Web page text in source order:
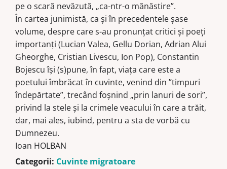
pe o scară nevăzută, „ca-ntr-o mănăstire”.
În cartea junimistă, ca și în precedentele șase
volume, despre care s-au pronunțat critici și poeți
importanți (Lucian Valea, Gellu Dorian, Adrian Alui
Gheorghe, Cristian Livescu, Ion Pop), Constantin
Bojescu își (s)pune, în fapt, viața care este a
poetului îmbrăcat în cuvinte, venind din ”timpuri
îndepărtate”, trecând foșnind „prin lanuri de sori”,
privind la stele și la crimele veacului în care a trăit,
dar, mai ales, iubind, pentru a sta de vorbă cu
Dumnezeu.
Ioan HOLBAN
Categorii: Cuvinte migratoare